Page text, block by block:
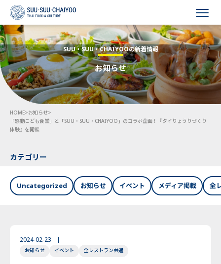
HOME
会社概要
事業内容
採用情報
お問い合わせ
English
SUU・SUU・CHAIYOOの新着情報
お知らせ
HOME>お知らせ>
「感動こども食堂」と「SUU・SUU・CHAIYOO」のコラボ企画！『タイりょうりづくり
体験』を開催
カテゴリー
Uncategorized お知らせ イベント メディア掲載 全
2024-02-23
お知らせ イベント 全レストラン共通